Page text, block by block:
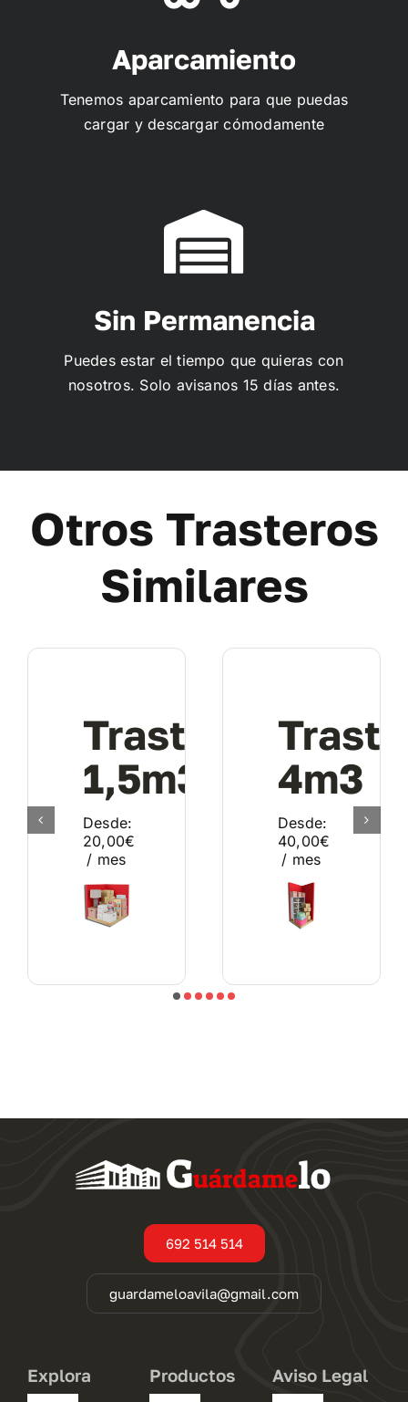
Aparcamiento
Tenemos aparcamiento para que puedas
cargar y descargar cómodamente
Sin Permanencia
Puedes estar el tiempo que quieras con
nosotros. Solo avisanos 15 días antes.
Otros Trasteros
Similares
Trastero
1,5m3
Desde:
20,00€
/ mes
4m3
Desde:
40,00€
/ mes
692 514 514
guardameloavila@gmail.com
Explora Productos Aviso Legal